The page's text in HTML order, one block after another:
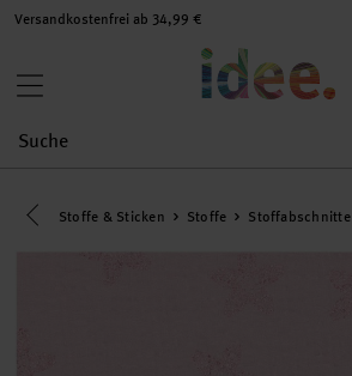
Versandkostenfrei ab 34,99 €
Eine Kategorie zurück navigieren
Stoffe & Sticken Stoffe Stoffabschnitte